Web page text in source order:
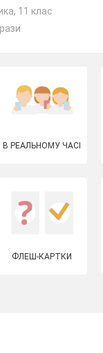
11 клас
В РЕАЛЬНОМУ ЧАСІ
ФЛЕШ-КАРТКИ